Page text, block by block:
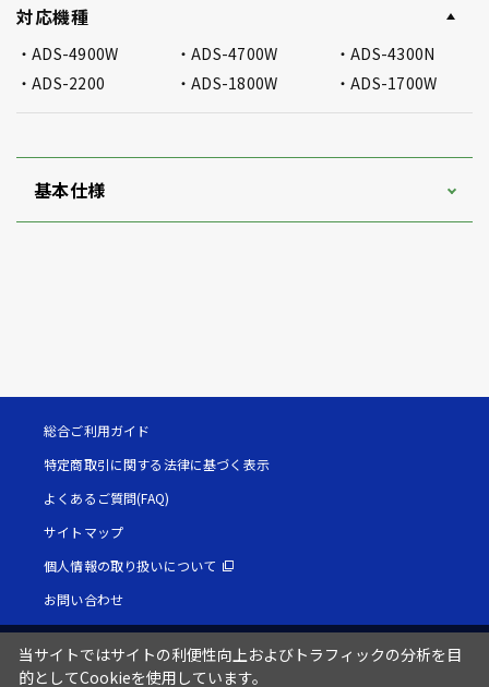
対応機種
ADS-4900W ADS-4700W
ADS-4300N
ADS-2200
ADS-1800W ADS-1700W
基本仕様
総合ご利用ガイド
特定商取引に関する法律に基づく表示
よくあるご質問(FAQ)
サイトマップ
個人情報の取り扱いについて
お問い合わせ
当サイトではサイトの利便性向上およびトラフィックの分析を目
的としてCookieを使用しています。